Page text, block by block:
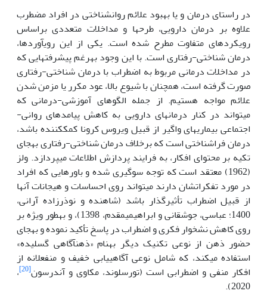
در راستای درمان و یا بهبود علائم روان‏شناختی در افراد مضطرب
علاوه بر درمان دارویی، طرح‏ها و مداخلات متعددی براساس
رویکردهای متفاوت مطرح شده است. یکی از این روی‏آوردها،
درمان شناختی-رفتاری است. با این وجود به‏رغم پیشرفت‏هایی که
در مداخلات درمانی مربوط به اضطراب با درمان شناختی-رفتاری
صورت گرفته است، همچنان با شیوع بالا، عود مکرر یا مزمن شدن
علائم مواجه هستیم. از جمله الگوهای آموزشی-درمانی که
می‏تواند در کنار درمان‏های دارویی به کاهش پیامدهای روانی-
اجتماعی بیماری‏های واگیر از قبیل ویروس کرونا کمک‏کننده باشد،
درمان فراشناختی است که برخلاف درمان شناختی-رفتاری به‏جای
تکیه بر محتوای افکار، به فرایند پردازش اطلاعات می‏پردازد. ولز
(1962) معتقد است که توجه سوگیری شده و باورهایی که افراد
در مورد تفکراتشان دارند می‏تواند روی احساسات و هیجانات آن‏ها
از قبیل اضطراب تأثیرگذار باشد (شاهنده و نوذرزاده آرانی،
1400؛ عباسی، جوشقانی و ابراهیمی‏مقدم، 1398)، و به‏طور ویژه بر
روی کاهش نشخوار فکری و اضطراب در پاسخ تأکید نموده و به‏جای
حضور ذهن از نوعی تکنیک دیگر به‏نام «ذهن‏آگاهی گسلیده»
استفاده می‏کند، که شامل نوعی آگاهی‏یابی خفیف و منفعلانه از
افکار منفی و اضطرابی است (تورسلوند، مک‏اوی و آندرسون[20]
،
2020).